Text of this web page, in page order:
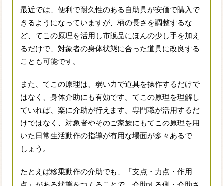
最近では、便利で耐久性のある自助具が安価で購入で
きるようになっていますが、柄の長さを調整するな
ど、てこの原理を活用し市販品にほんの少し手を加え
るだけで、対象者の身体状態に合った道具に改良する
ことも可能です。
また、てこの原理は、弱い力で道具を操作するだけで
はなく、身体介助にも有効です。てこの原理を理解し
ていれば、楽に介助が行えます。専門職が活用するだ
けではなく、対象者やそのご家族にもてこの原理を用
いた日常生活動作の指導が有用な場面が多々あるで
しょう。
たとえば移乗動作の介助でも、「支点・力点・作用
点」がある状態をつくることで、介助する側・介助さ